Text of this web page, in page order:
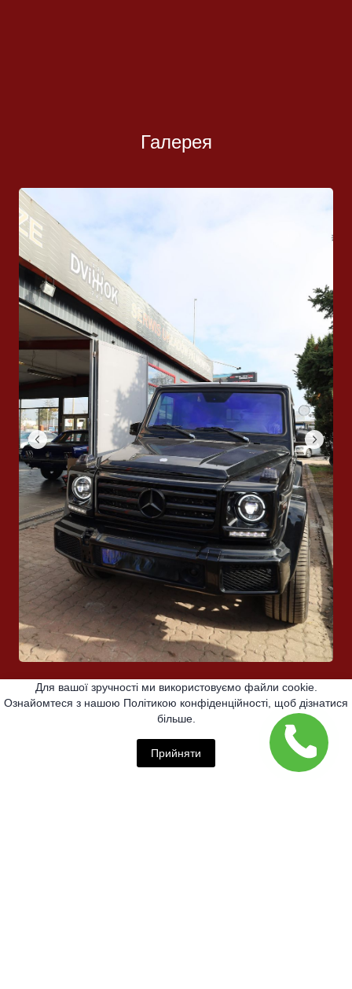
Галерея
Для вашої зручності ми використовуємо файли cookie.
Ознайомтеся з нашою Політикою конфіденційності, щоб дізнатися
більше.
Прийняти